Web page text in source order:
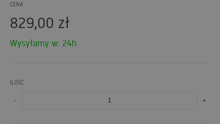
CENA
829,00 zł
Wysyłamy w: 24h
ILOŚĆ
- +